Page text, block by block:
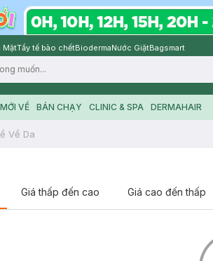
MặtTẩy tế bào chếtBiodermaNước GiặtBagsmart
VỀ BÁN CHẠY CLINIC & SPA DERMAHAIR
Về Da
Giá thấp đến cao Giá cao đến thấp